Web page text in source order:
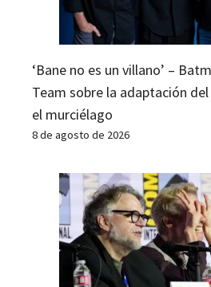
‘Bane no es un villano’ –
Team sobre la adaptación
el murciélago
8 de agosto de 2026